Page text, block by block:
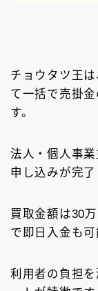
チョウタツ王
て一括で売掛
す。
法人・個人事
申し込みが完了
買取金額は30
で即日入金も可
利用者の負担